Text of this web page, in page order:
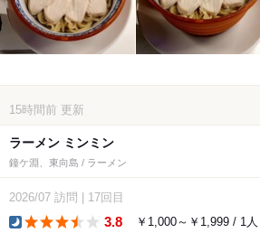
15時間前 更新
ラーメン ミンミン
鐘ケ淵、東向島 / ラーメン
2026/07 訪問 17回目
3.8 ￥1,000～￥1,999 / 1人